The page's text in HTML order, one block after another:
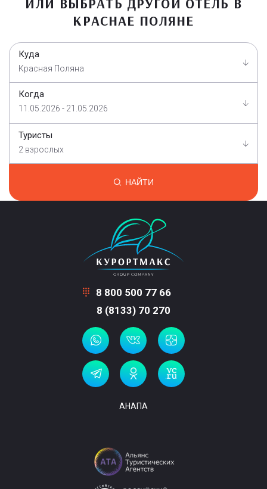
КРАСНАЕ ПОЛЯНЕ
Куда
Красная Поляна
Когда
11.05.2026 - 21.05.2026
Туристы
2 взрослых
НАЙТИ
8 800 500 77 66
8 (8133) 70 270
АНАПА